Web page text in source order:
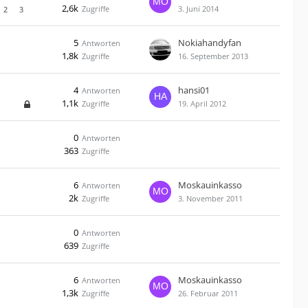
2 3 Zugriffe
2,6k 3. Juni 2014
Antworten
5
Zugriffe
1,8k
Nokiahandyfan
16. September 2013
Antworten
4
Zugriffe
1,1k
hansi01
19. April 2012
Antworten
0
Zugriffe
363
Antworten
6
Zugriffe
2k
Moskauinkasso
3. November 2011
Antworten
0
Zugriffe
639
Antworten
6
Zugriffe
1,3k
Moskauinkasso
26. Februar 2011